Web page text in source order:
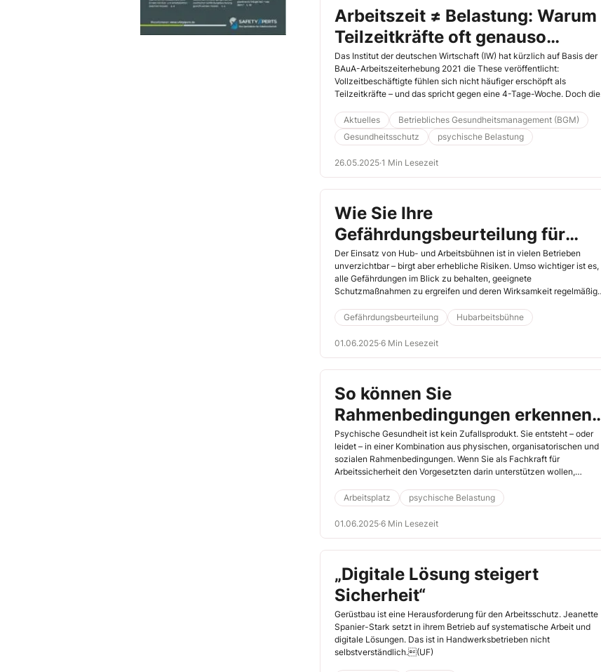
Arbeitszeit ≠ Belastung: Warum
Teilzeitkräfte oft genauso
erschöpft sind wie Vollzeitkräfte
Das Institut der deutschen Wirtschaft (IW) hat kürzlich auf Basis der
BAuA-Arbeitszeiterhebung 2021 die These veröffentlicht:
Vollzeitbeschäftigte fühlen sich nicht häufiger erschöpft als
Teilzeitkräfte – und das spricht gegen eine 4-Tage-Woche. Doch die
man die Frage stellt: Warum fühlen sich Teilzeitkräfte genauso
erschöpft wie Vollzeitkräfte? (WB)
Aktuelles
Betriebliches Gesundheitsmanagement (BGM)
Gesundheitsschutz
psychische Belastung
26.05.2025·1 Min Lesezeit
Wie Sie Ihre
Gefährdungsbeurteilung für
Hub- und Arbeitsbühnen
praxisnah umsetzen
Der Einsatz von Hub- und Arbeitsbühnen ist in vielen Betrieben
unverzichtbar – birgt aber erhebliche Risiken. Umso wichtiger ist es,
alle Gefährdungen im Blick zu behalten, geeignete
Schutzmaßnahmen zu ergreifen und deren Wirksamkeit regelmäßig
in diesem Beitrag. (WB)
Gefährdungsbeurteilung Hubarbeitsbühne
01.06.2025·6 Min Lesezeit
So können Sie
Rahmenbedingungen erkennen,
die psychische Belastungen
auslösen
Psychische Gesundheit ist kein Zufallsprodukt. Sie entsteht – oder
leidet – in einer Kombination aus physischen, organisatorischen und
sozialen Rahmenbedingungen. Wenn Sie als Fachkraft für
Arbeitssicherheit den Vorgesetzten darin unterstützen wollen,
müssen Sie diese Verhältnisse mit ihm gemeinsam sorgfältig
analysieren. Erst danach beschäftigen Sie sich mit individuellem
Verhalten! (JL)
Arbeitsplatz psychische Belastung
01.06.2025·6 Min Lesezeit
„Digitale Lösung steigert
Sicherheit“
Gerüstbau ist eine Herausforderung für den Arbeitsschutz. Jeanette
Spanier-Stark setzt in ihrem Betrieb auf systematische Arbeit und
digitale Lösungen. Das ist in Handwerksbetrieben nicht
selbstverständlich.(UF)